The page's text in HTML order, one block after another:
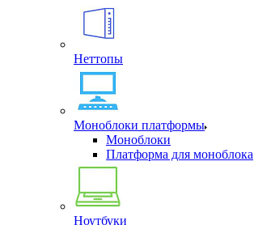
Неттопы
Моноблоки платформы
Моноблоки
Платформа для моноблока
Ноутбуки